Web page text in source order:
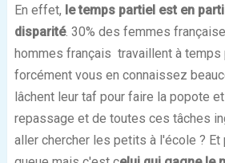
En effet, le temps partiel est en
disparité. 30% des femmes
hommes français travaillent à temps
forcément vous en connaissez
lâchent leur taf pour faire la popote
repassage et de toutes ces tâches
aller chercher les petits à l'école ? Et